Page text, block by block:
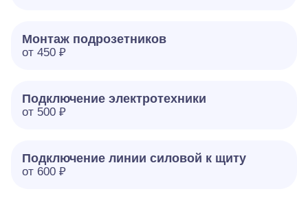
Монтаж подрозетников
от 450 ₽
Подключение электротехники
от 500 ₽
Подключение линии силовой к щиту
от 600 ₽